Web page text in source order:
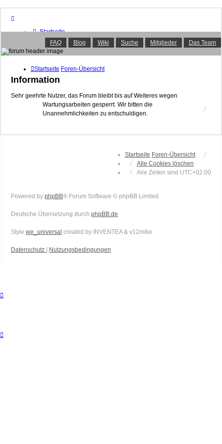
Startseite
Foren-Übersicht
FAQ
Suche
Aktive Themen
Das Team
Anmelden
FAQ Blog Wiki Suche Mitglieder Das Team
Startseite Foren-Übersicht
Information
Sehr geehrte Nutzer, das Forum bleibt bis auf Weiteres wegen
Wartungsarbeiten gesperrt. Wir bitten die
Unannehmlichkeiten zu entschuldigen.
Startseite Foren-Übersicht
Alle Cookies löschen
Alle Zeiten sind UTC+02:00
Powered by phpBB® Forum Software © phpBB Limited
Deutsche Übersetzung durch phpBB.de
Style we_universal created by INVENTEA & v12mike
Datenschutz Nutzungsbedingungen